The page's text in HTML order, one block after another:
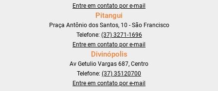
Entre em contato por e-mail
Pitangui
Praça Antônio dos Santos, 10 - São Francisco
Telefone: (37) 3271-1696
Entre em contato por e-mail
Divinópolis
Av Getulio Vargas 687, Centro
Telefone: (37) 35120700
Entre em contato por e-mail